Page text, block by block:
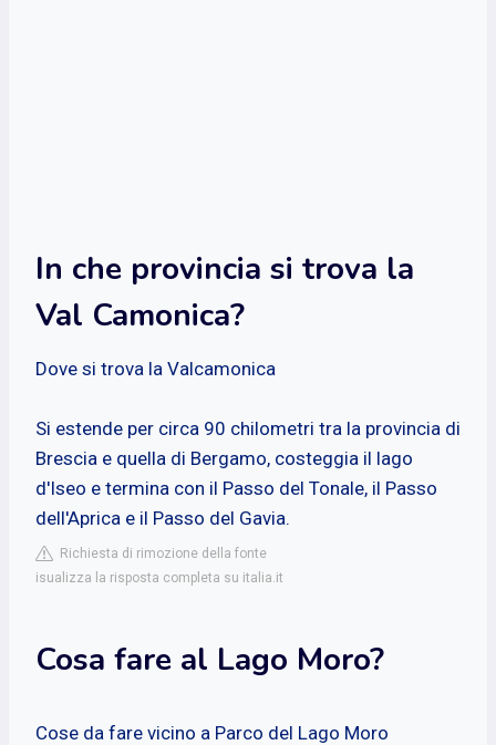
In che provincia si trova la
Val Camonica?
Dove si trova la Valcamonica
Si estende per circa 90 chilometri tra la provincia di
Brescia e quella di Bergamo, costeggia il lago
d'Iseo e termina con il Passo del Tonale, il Passo
dell'Aprica e il Passo del Gavia.
Richiesta di rimozione della fonte
isualizza la risposta completa su italia.it
Cosa fare al Lago Moro?
Cose da fare vicino a Parco del Lago Moro‎